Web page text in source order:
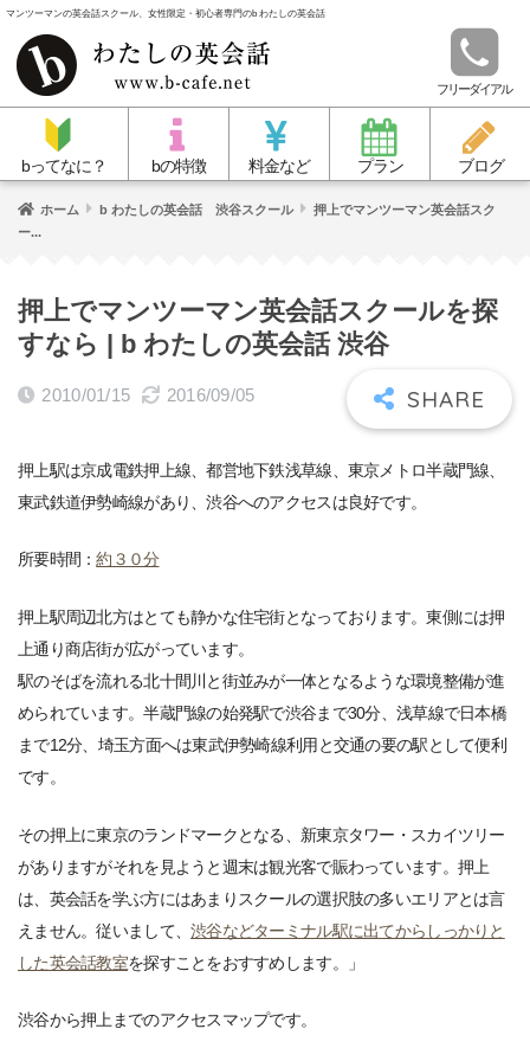
マンツーマンの英会話スクール、女性限定・初心者専門のb わたしの英会話
フリーダイアル
bってなに？ bの特徴 料金など プラン ブログ
ホーム b わたしの英会話 渋谷スクール
押上でマンツーマン英会話スク
ー...
押上でマンツーマン英会話スクールを探
すなら | b わたしの英会話 渋谷
2010/01/15 2016/09/05
押上駅は京成電鉄押上線、都営地下鉄浅草線、東京メトロ半蔵門線、
東武鉄道伊勢崎線があり、渋谷へのアクセスは良好です。
所要時間：約３０分
押上駅周辺北方はとても静かな住宅街となっております。東側には押
上通り商店街が広がっています。
駅のそばを流れる北十間川と街並みが一体となるような環境整備が進
められています。半蔵門線の始発駅で渋谷まで30分、浅草線で日本橋
まで12分、埼玉方面へは東武伊勢崎線利用と交通の要の駅として便利
です。
その押上に東京のランドマークとなる、新東京タワー・スカイツリー
がありますがそれを見ようと週末は観光客で賑わっています。押上
は、英会話を学ぶ方にはあまりスクールの選択肢の多いエリアとは言
えません。従いまして、渋谷などターミナル駅に出てからしっかりと
した英会話教室を探すことをおすすめします。」
渋谷から押上までのアクセスマップです。